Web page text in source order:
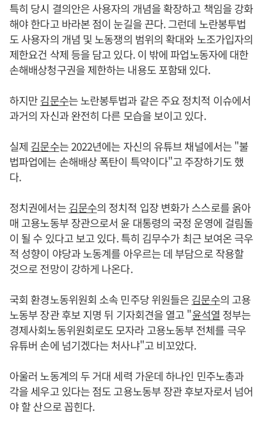
특히 당시 결의안은 사용자의 개념을 확장하고 책임을 강화
해야 한다고 바라본 점이 눈길을 끈다. 그런데 노란봉투법
도 사용자의 개념 및 노동쟁의 범위의 확대와 노조가입자의
제한요건 삭제 등을 담고 있다. 이 밖에 파업노동자에 대한
손해배상청구권을 제한하는 내용도 포함돼 있다.
하지만김문수는 노란봉투법과 같은 주요 정치적 이슈에서
과거의 자신과 완전히 다른 모습을 보이고 있다.
실제 김문수는 2022년에는 자신의 유튜브 채널에서는 "불
법파업에는 손해배상 폭탄이 특약이다"고 주장하기도 했
다.
정치권에서는김문수의 정치적 입장 변화가 스스로를 옭아
매 고용노동부 장관으로서 윤 대통령의 국정 운영에 걸림돌
이 될 수 있다고 보고 있다. 특히 김무수가 최근 보여온 극우
적 성향이 야당과 노동계를 아우르는 데 부담으로 작용할
것으로 전망이 강하게 나온다.
국회 환경노동위원회 소속 민주당 위원들은김문수의 고용
노동부 장관 후보 지명 뒤 기자회견을 열고 "윤석열 정부는
경제사회노동위원회로도 모자라 고용노동부 전체를 극우
유튜버 손에 넘기겠다는 처사냐"고 비꼬았다.
아울러 노동계의 두 거대 세력 가운데 하나인 민주노총과
각을 세우고 있다는 점도 고용노동부 장관 후보자로서 넘어
야 할 산으로 꼽힌다.